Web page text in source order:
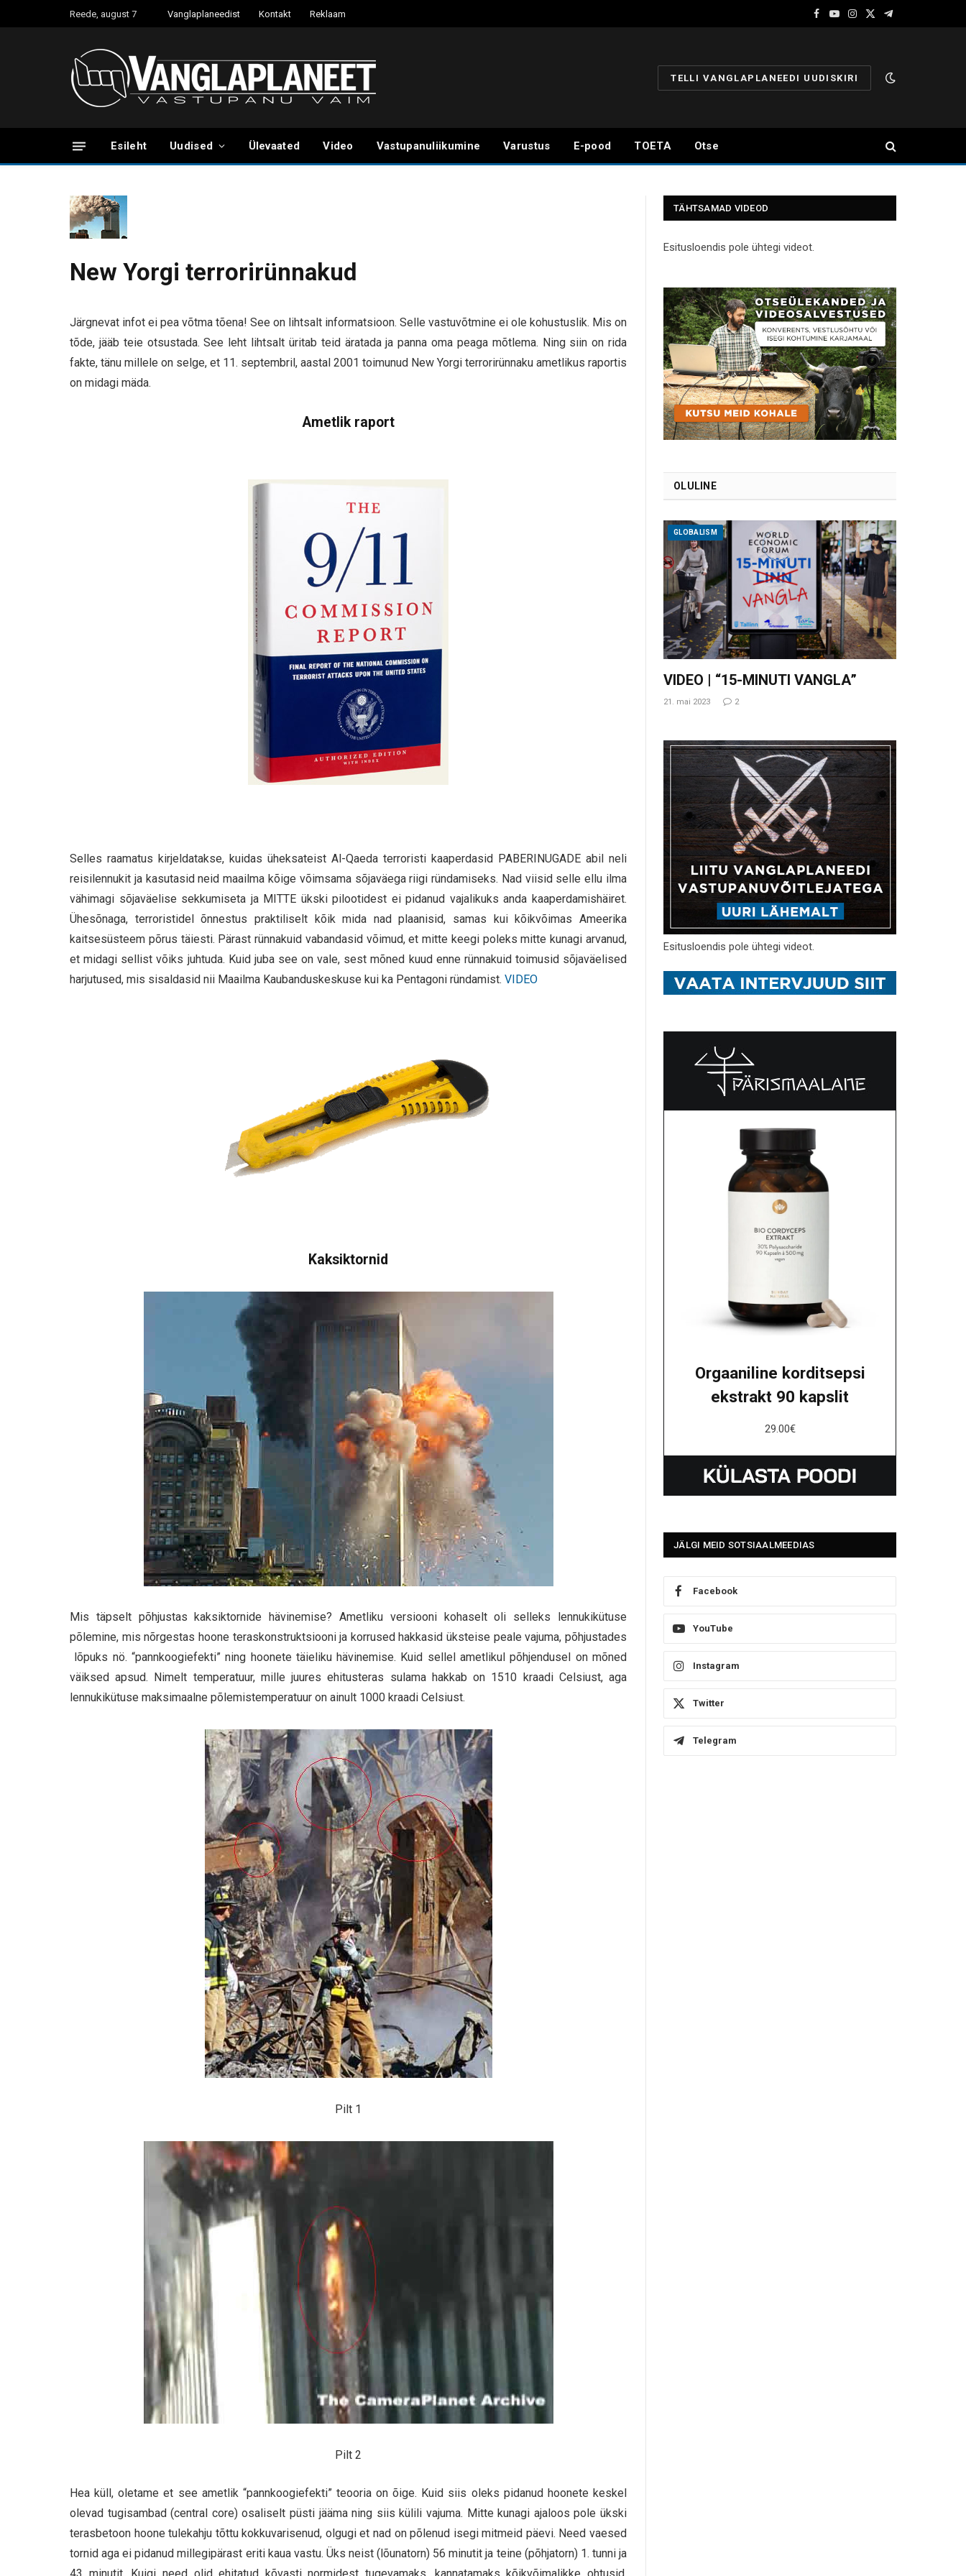
Reede, august 7 Vanglaplaneedist Kontakt Reklaam
Facebook
YouTube
Instagram
X
Telegram
TELLI VANGLAPLANEEDI UUDISKIRI
Esileht Uudised Ülevaated Video Vastupanuliikumine Varustus E-pood TOETA Otse
New Yorgi terrorirünnakud
Järgnevat infot ei pea võtma tõena! See on lihtsalt informatsioon. Selle vastuvõtmine ei ole kohustuslik. Mis on
tõde, jääb teie otsustada. See leht lihtsalt üritab teid äratada ja panna oma peaga mõtlema. Ning siin on rida
fakte, tänu millele on selge, et 11. septembril, aastal 2001 toimunud New Yorgi terrorirünnaku ametlikus raportis
on midagi mäda.
Ametlik raport
Selles raamatus kirjeldatakse, kuidas üheksateist Al-Qaeda terroristi kaaperdasid PABERINUGADE abil neli
reisilennukit ja kasutasid neid maailma kõige võimsama sõjaväega riigi ründamiseks. Nad viisid selle ellu ilma
vähimagi sõjaväelise sekkumiseta ja MITTE ükski pilootidest ei pidanud vajalikuks anda kaaperdamishäiret.
Ühesõnaga, terroristidel õnnestus praktiliselt kõik mida nad plaanisid, samas kui kõikvõimas Ameerika
kaitsesüsteem põrus täiesti. Pärast rünnakuid vabandasid võimud, et mitte keegi poleks mitte kunagi arvanud,
et midagi sellist võiks juhtuda. Kuid juba see on vale, sest mõned kuud enne rünnakuid toimusid sõjaväelised
harjutused, mis sisaldasid nii Maailma Kaubanduskeskuse kui ka Pentagoni ründamist. VIDEO
Kaksiktornid
Mis täpselt põhjustas kaksiktornide hävinemise? Ametliku versiooni kohaselt oli selleks lennukikütuse
põlemine, mis nõrgestas hoone teraskonstruktsiooni ja korrused hakkasid üksteise peale vajuma, põhjustades
lõpuks nö. “pannkoogiefekti” ning hoonete täieliku hävinemise. Kuid sellel ametlikul põhjendusel on mõned
väiksed apsud. Nimelt temperatuur, mille juures ehitusteras sulama hakkab on 1510 kraadi Celsiust, aga
lennukikütuse maksimaalne põlemistemperatuur on ainult 1000 kraadi Celsiust.
Pilt 1
Pilt 2
Hea küll, oletame et see ametlik “pannkoogiefekti” teooria on õige. Kuid siis oleks pidanud hoonete keskel
olevad tugisambad (central core) osaliselt püsti jääma ning siis külili vajuma. Mitte kunagi ajaloos pole ükski
terasbetoon hoone tulekahju tõttu kokkuvarisenud, olgugi et nad on põlenud isegi mitmeid päevi. Need vaesed
tornid aga ei pidanud millegipärast eriti kaua vastu. Üks neist (lõunatorn) 56 minutit ja teine (põhjatorn) 1. tunni ja
43 minutit. Kuigi need olid ehitatud kõvasti normidest tugevamaks, kannatamaks kõikvõimalikke ohtusid,
TÄHTSAMAD VIDEOD
Esitusloendis pole ühtegi videot.
OLULINE
GLOBALISM
VIDEO | “15-MINUTI VANGLA”
21. mai 2023 2
Esitusloendis pole ühtegi videot.
Orgaaniline korditsepsi
ekstrakt 90 kapslit
29.00€
JÄLGI MEID SOTSIAALMEEDIAS
Facebook
YouTube
Instagram
Twitter
Telegram